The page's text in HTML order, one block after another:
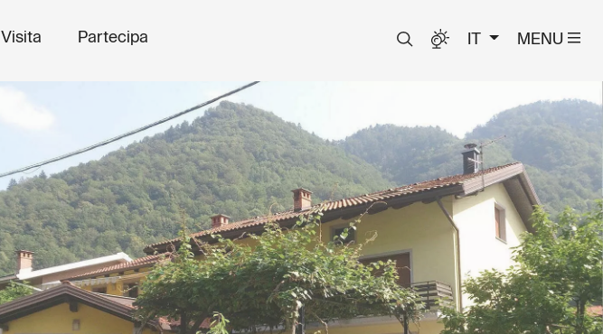
Visita Partecipa IT MENU